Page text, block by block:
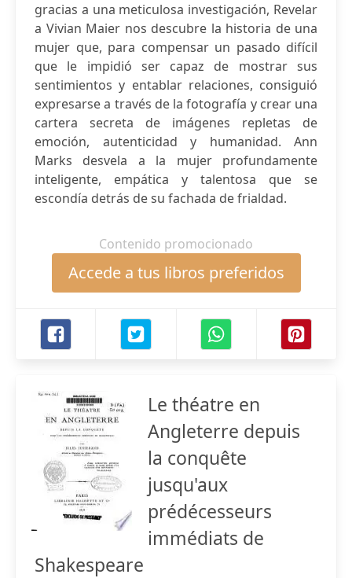
gracias a una meticulosa investigación, Revelar
a Vivian Maier nos descubre la historia de una
mujer que, para compensar un pasado difícil
que le impidió ser capaz de mostrar sus
sentimientos y entablar relaciones, consiguió
expresarse a través de la fotografía y crear una
cartera secreta de imágenes repletas de
emoción, autenticidad y humanidad. Ann
Marks desvela a la mujer profundamente
inteligente, empática y talentosa que se
escondía detrás de su fachada de frialdad.
Contenido promocionado
Accede a tus libros preferidos
Le théatre en
Angleterre depuis
la conquête
jusqu'aux
prédécesseurs
immédiats de
Shakespeare